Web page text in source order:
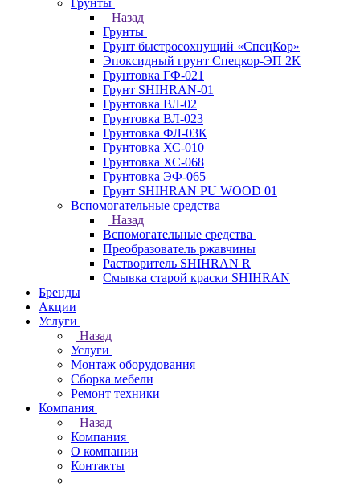
Грунты
Назад
Грунты
Грунт быстросохнущий «СпецКор»
Эпоксидный грунт Спецкор-ЭП 2К
Грунтовка ГФ-021
Грунт SHIHRAN-01
Грунтовка ВЛ-02
Грунтовка ВЛ-023
Грунтовка ФЛ-03К
Грунтовка ХС-010
Грунтовка ХС-068
Грунтовка ЭФ-065
Грунт SHIHRAN PU WOOD 01
Вспомогательные средства
Назад
Вспомогательные средства
Преобразователь ржавчины
Растворитель SHIHRAN R
Смывка старой краски SHIHRAN
Бренды
Акции
Услуги
Назад
Услуги
Монтаж оборудования
Сборка мебели
Ремонт техники
Компания
Назад
Компания
О компании
Контакты